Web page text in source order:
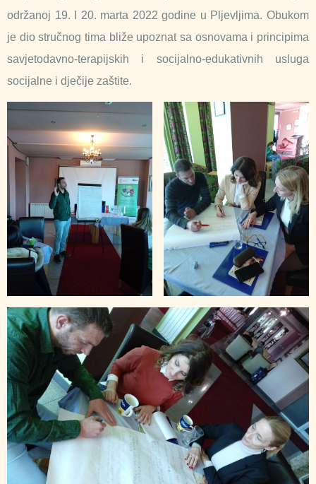
održanoj 19. I 20. marta 2022 godine u Pljevljima. Obukom
je dio stručnog tima bliže upoznat sa osnovama i principima
savjetodavno-terapijskih i socijalno-edukativnih usluga
socijalne i dječije zaštite.